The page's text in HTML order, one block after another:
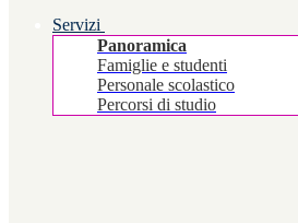
Servizi
Panoramica
Famiglie e studenti
Personale scolastico
Percorsi di studio